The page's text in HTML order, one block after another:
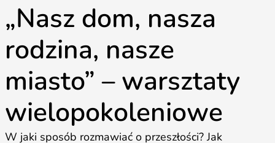
„Nasz dom, nasza
rodzina, nasze
miasto” – warsztaty
wielopokoleniowe
W jaki sposób rozmawiać o przeszłości? Jak